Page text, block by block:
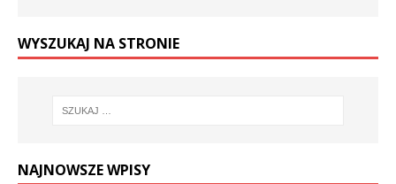
WYSZUKAJ NA STRONIE
NAJNOWSZE WPISY